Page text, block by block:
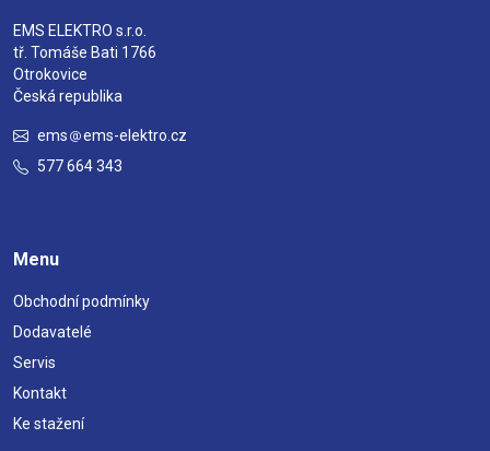
EMS ELEKTRO s.r.o.
tř. Tomáše Bati 1766
Otrokovice
Česká republika
ems
ems-elektro.cz
577 664 343
Menu
Obchodní podmínky
Dodavatelé
Servis
Kontakt
Ke stažení